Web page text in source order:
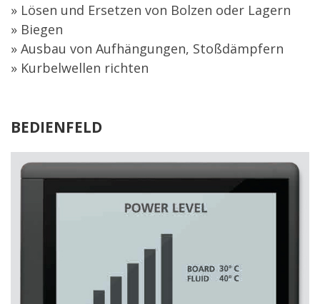
» Lösen und Ersetzen von Bolzen oder Lagern
» Biegen
» Ausbau von Aufhängungen, Stoßdämpfern
» Kurbelwellen richten
BEDIENFELD